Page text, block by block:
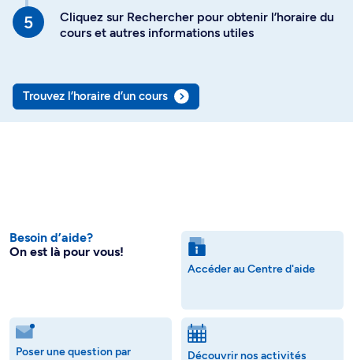
Cliquez sur Rechercher pour obtenir l’horaire du
cours et autres informations utiles
Trouvez l’horaire d’un cours
Besoin d’aide?
On est là pour vous!
Accéder au Centre d'aide
Poser une question par
Découvrir nos activités